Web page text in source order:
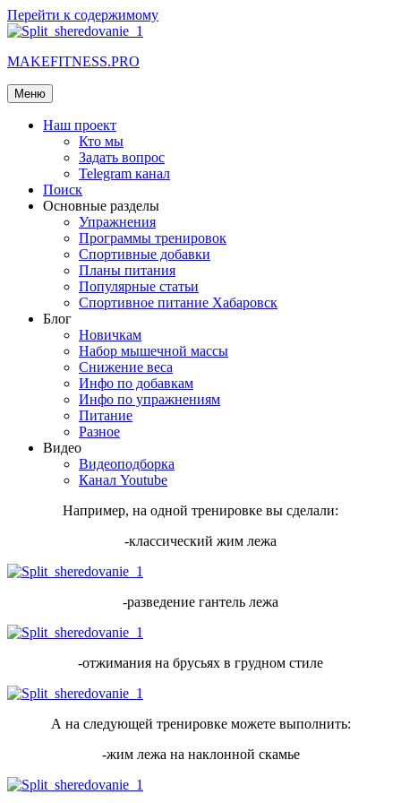
Перейти к содержимому
MAKEFITNESS.PRO
Меню
Наш проект
Кто мы
Задать вопрос
Telegram канал
Поиск
Основные разделы
Упражнения
Программы тренировок
Спортивные добавки
Планы питания
Популярные статьи
Спортивное питание Хабаровск
Блог
Новичкам
Набор мышечной массы
Снижение веса
Инфо по добавкам
Инфо по упражнениям
Питание
Разное
Видео
Видеоподборка
Канал Youtube
Например, на одной тренировке вы сделали:
-классический жим лежа
-разведение гантель лежа
-отжимания на брусьях в грудном стиле
А на следующей тренировке можете выполнить:
-жим лежа на наклонной скамье